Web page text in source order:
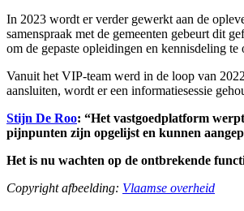
In 2023 wordt er verder gewerkt aan de
samenspraak met de gemeenten gebeurt dit
om de gepaste opleidingen en kennisdeling te
Vanuit het VIP-team werd in de loop van
aansluiten, wordt er een informatiesessie
Stijn De Roo: “Het vastgoedplatform
pijnpunten zijn opgelijst en kunnen
Het is nu wachten op de ontbrekende
Copyright afbeelding: Vlaamse overheid